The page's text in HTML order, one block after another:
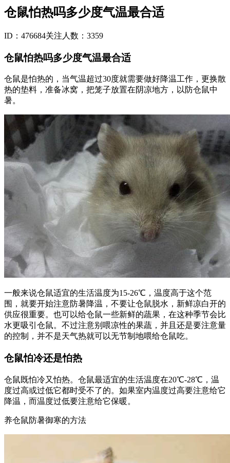
仓鼠怕热吗多少度气温最合适
ID：476684关注人数：3359
仓鼠怕热吗多少度气温最合适
仓鼠是怕热的，当气温超过30度就需要做好降温工作，更换散
热的垫料，准备冰窝，把笼子放置在阴凉地方，以防仓鼠中
暑。
一般来说仓鼠适宜的生活温度为15-26℃，温度高于这个范
围，就要开始注意防暑降温，不要让仓鼠脱水，新鲜凉白开的
供应很重要。也可以给仓鼠一些新鲜的蔬果，在这种季节会比
水更吸引仓鼠。不过注意别喂凉性的果蔬，并且还是要注意量
的控制，并不是天气热就可以无节制地喂给仓鼠吃。
仓鼠怕冷还是怕热
仓鼠既怕冷又怕热。仓鼠最适宜的生活温度在20℃-28℃，温
度过高或过低它都时受不了的。如果室内温度过高要注意给它
降温，而温度过低要注意给它保暖。
养仓鼠防暑御寒的方法